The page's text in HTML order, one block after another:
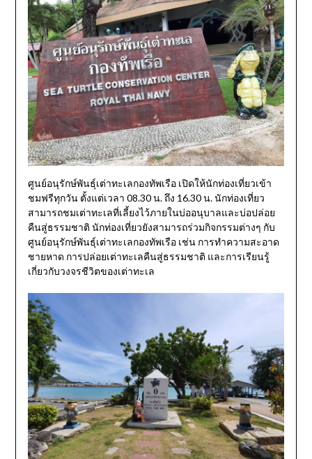
ศูนย์อนุรักษ์พันธุ์เต่าทะเลกองทัพเรือ เปิดให้นักท่องเที่ยวเข้า
ชมฟรีทุกวัน ตั้งแต่เวลา 08.30 น. ถึง 16.30 น. นักท่องเที่ยว
สามารถชมเต่าทะเลที่เลี้ยงไว้ภายในบ่ออนุบาลและบ่อปล่อย
คืนสู่ธรรมชาติ นักท่องเที่ยวยังสามารถร่วมกิจกรรมต่างๆ กับ
ศูนย์อนุรักษ์พันธุ์เต่าทะเลกองทัพเรือ เช่น การทำความสะอาด
ชายหาด การปล่อยเต่าทะเลคืนสู่ธรรมชาติ และการเรียนรู้
เกี่ยวกับวงจรชีวิตของเต่าทะเล